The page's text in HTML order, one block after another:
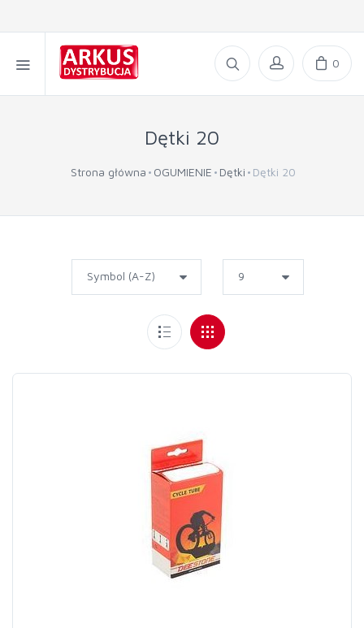
0
Dętki 20
Strona główna OGUMIENIE Dętki Dętki 20